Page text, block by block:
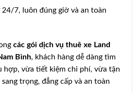
7, luôn đúng giờ và an toàn
các gói dịch vụ thuê xe Land
Bình, khách hàng dễ dàng tìm
hợp, vừa tiết kiệm chi phí, vừa tận
trọng, đẳng cấp và an toàn